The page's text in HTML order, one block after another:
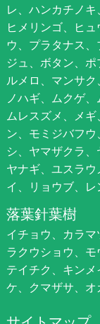
レ、ハンカチノキ
ヒメリンゴ、ヒ
ウ、プラタナス
ジュ、ボタン、
ルメロ、マンサ
ノハギ、ムクゲ
ムレスズメ、メ
ン、モミジバフ
シ、ヤマザクラ
ヤナギ、ユスラ
イ、リョウブ、
落葉針葉樹
イチョウ、カラマ
ラクウショウ、
テイチク、キン
ケ、クマザサ、